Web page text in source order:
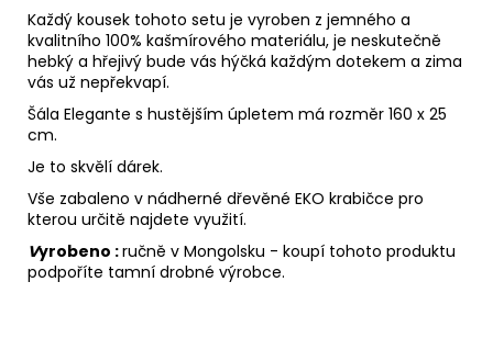
Každý kousek tohoto setu je vyroben z jemného a
kvalitního 100% kašmírového materiálu, je neskutečně
hebký a hřejivý bude vás hýčká každým dotekem a zima
vás už nepřekvapí.
Šála Elegante s hustějším úpletem má rozměr 160 x 25
cm.
Je to skvělí dárek.
Vše zabaleno v nádherné dřevěné EKO krabičce pro
kterou určitě najdete využití.
Vyrobeno :ručně v Mongolsku - koupí tohoto produktu
podpoříte tamní drobné výrobce.